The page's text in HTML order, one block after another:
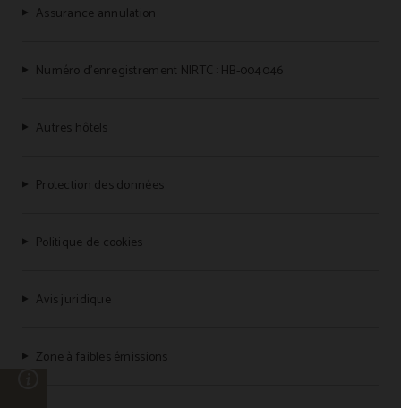
Assurance annulation
Numéro d’enregistrement NIRTC : HB-004046
Autres hôtels
Protection des données
Politique de cookies
Avis juridique
Zone à faibles émissions